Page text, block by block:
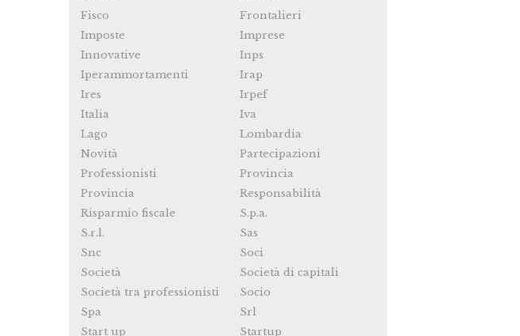
Fisco
Frontalieri
Imposte
Imprese
Innovative
Inps
Iperammortamenti
Irap
Ires
Irpef
Italia
Iva
Lago
Lombardia
Novità
Partecipazioni
Professionisti
Provincia
Provincia
Responsabilità
Risparmio fiscale
S.p.a.
S.r.l.
Sas
Snc
Soci
Società
Società di capitali
Società tra professionisti
Socio
Spa
Srl
Start up
Startup